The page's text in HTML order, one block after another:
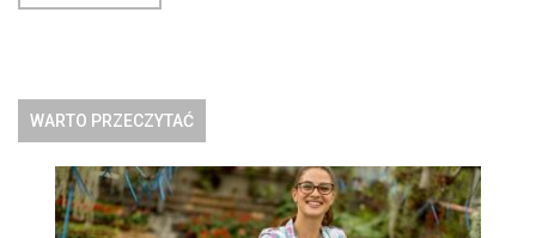
WARTO PRZECZYTAĆ